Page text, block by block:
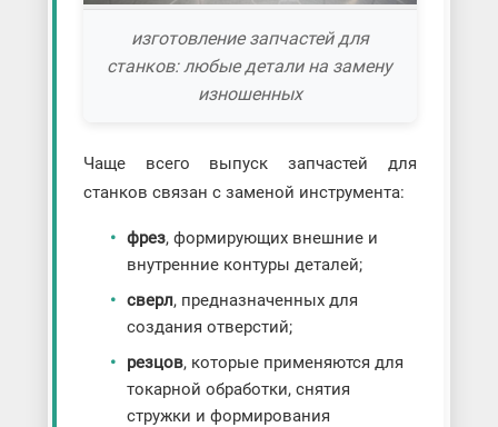
изготовление запчастей для
станков: любые детали на замену
изношенных
Чаще всего выпуск запчастей для
станков связан с заменой инструмента:
фрез, формирующих внешние и
внутренние контуры деталей;
сверл, предназначенных для
создания отверстий;
резцов, которые применяются для
токарной обработки, снятия
стружки и формирования